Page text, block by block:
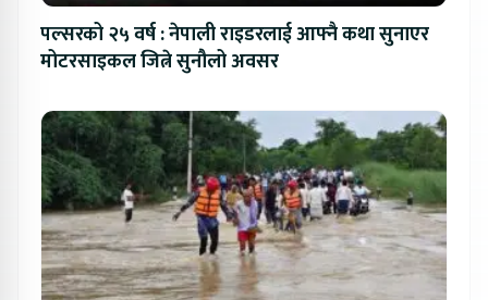
पल्सरको २५ वर्ष : नेपाली राइडरलाई आफ्नै कथा सुनाएर
मोटरसाइकल जित्ने सुनौलो अवसर